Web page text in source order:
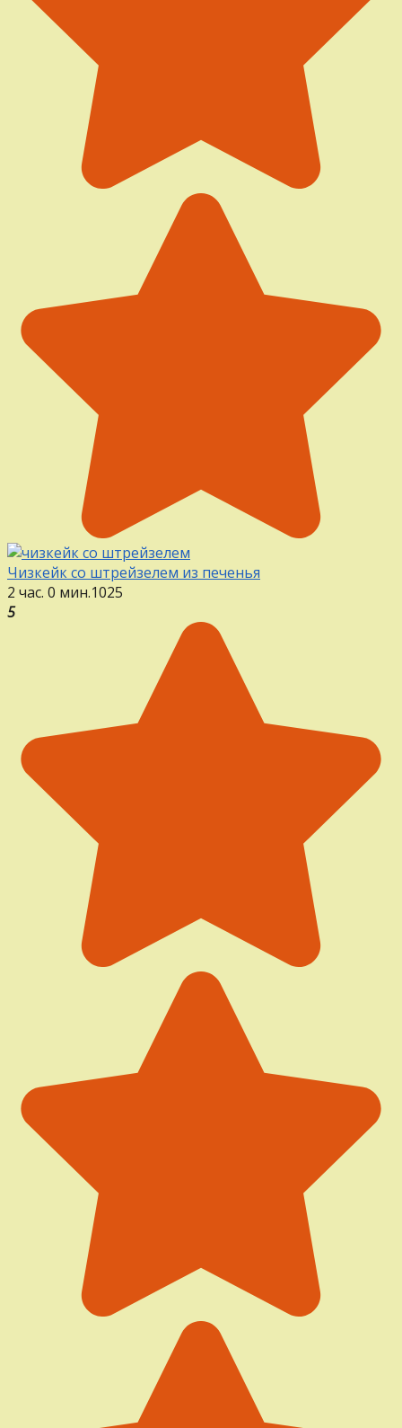
Чизкейк со штрейзелем из печенья
2 час. 0 мин.1025
5